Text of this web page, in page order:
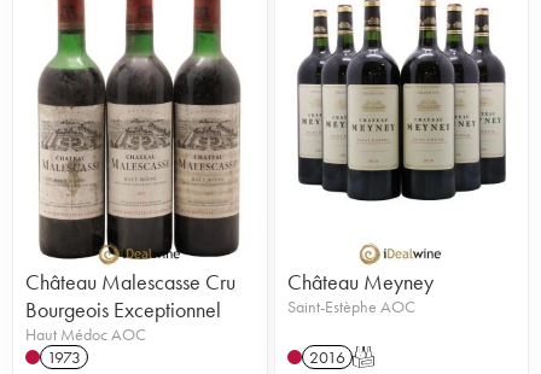
Château Malescasse Cru
Bourgeois Exceptionnel
Haut Médoc AOC
1973
Château Meyney
Saint-Estèphe AOC
2016 T